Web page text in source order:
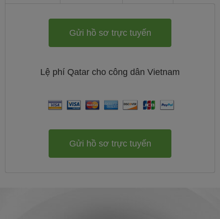
Gửi hồ sơ trực tuyến
Lệ phí Qatar cho công dân Vietnam
Gửi hồ sơ trực tuyến